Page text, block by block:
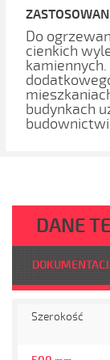
Do
cienkich
budynkach
DANE
Szerokość